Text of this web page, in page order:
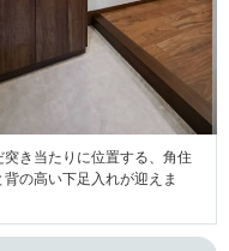
き当たりに位置する、角住
の高い下足入れが迎えま